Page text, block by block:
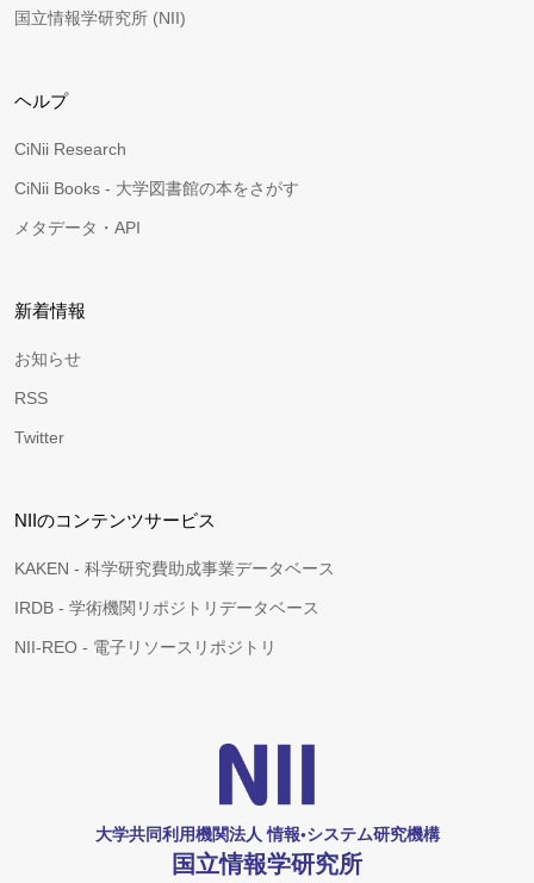
国立情報学研究所 (NII)
ヘルプ
CiNii Research
CiNii Books - 大学図書館の本をさがす
メタデータ・API
新着情報
お知らせ
RSS
Twitter
NIIのコンテンツサービス
KAKEN - 科学研究費助成事業データベース
IRDB - 学術機関リポジトリデータベース
NII-REO - 電子リソースリポジトリ
大学共同利用機関法人 情報•システム研究機構
国立情報学研究所